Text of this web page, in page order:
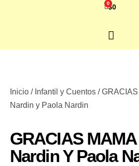
$0
0
Inicio / Infantil y Cuentos /
Nardin y Paola Nardin
GRACIAS
Nardin Y Paola